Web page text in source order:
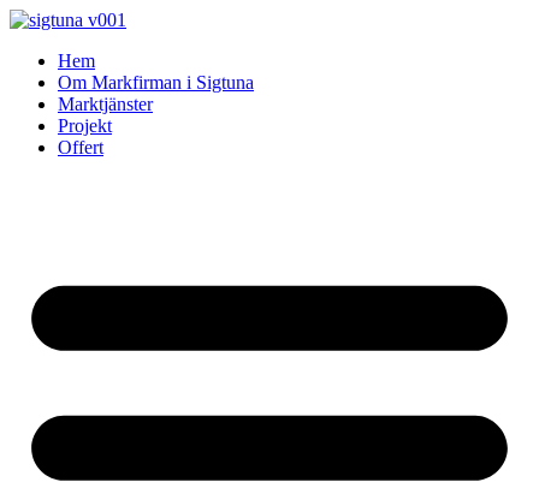
Skip
contentHem
Om Markfirman i Sigtuna
Marktjänster
Projekt
Offert